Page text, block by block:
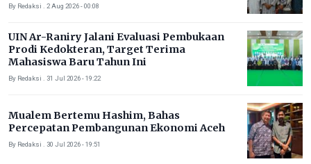
By Redaksi . 2 Aug 2026 - 00:08
UIN Ar-Raniry Jalani Evaluasi Pembukaan
Prodi Kedokteran, Target Terima
Mahasiswa Baru Tahun Ini
By Redaksi . 31 Jul 2026 - 19:22
Mualem Bertemu Hashim, Bahas
Percepatan Pembangunan Ekonomi Aceh
By Redaksi . 30 Jul 2026 - 19:51